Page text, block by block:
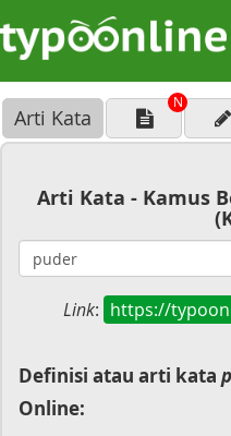
Arti Kata
N
Arti Kata - Kamus
Link: https://
Definisi atau arti kata
Online: